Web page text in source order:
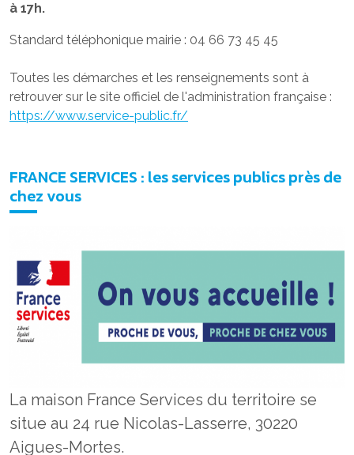
à 17h.
Standard téléphonique mairie : 04 66 73 45 45
Toutes les démarches et les renseignements sont à
retrouver sur le site officiel de l'administration française :
https://www.service-public.fr/
FRANCE SERVICES : les services publics près de
chez vous
La maison France Services du territoire se
situe au 24 rue Nicolas-Lasserre, 30220
Aigues-Mortes.